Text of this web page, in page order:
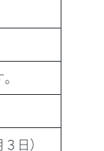
日）